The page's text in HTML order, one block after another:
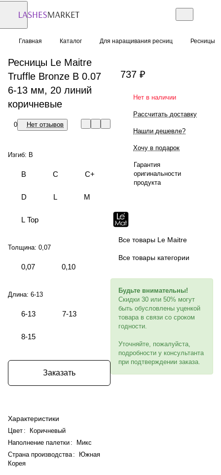
Главная Каталог Для наращивания ресниц Ресницы
Ресницы Le Maitre
Truffle Bronze B 0.07
6-13 мм, 20 линий
коричневые
0 Нет отзывов
Изгиб: B
B C C+
D L M
L Top
Толщина: 0,07
0,07 0,10
Длина: 6-13
6-13 7-13
8-15
Заказать
Характеристики
Цвет :
Коричневый
Наполнение палетки :
Микс
Страна производства :
Южная
Корея
737 ₽
Нет в наличии
Рассчитать доставку
Нашли дешевле?
Хочу в подарок
Гарантия
оригинальности
продукта
Все товары Le Maitre
Все товары категории
Будьте внимательны!
Скидки 30 или 50% могут
быть обусловлены уценкой
товара в связи со сроком
годности.
Уточняйте, пожалуйста,
подробности у консультанта
при подтверждении заказа.